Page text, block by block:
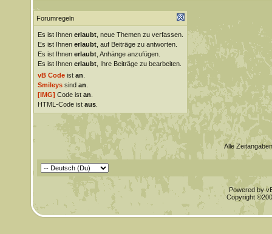
Forumregeln
Es ist Ihnen erlaubt, neue Themen zu verfassen.
Es ist Ihnen erlaubt, auf Beiträge zu antworten.
Es ist Ihnen erlaubt, Anhänge anzufügen.
Es ist Ihnen erlaubt, Ihre Beiträge zu bearbeiten.
vB Codeist an
Smileyssind an
[IMG] Code ist an
HTML-Code ist aus.
Alle
Powered by
Copyright